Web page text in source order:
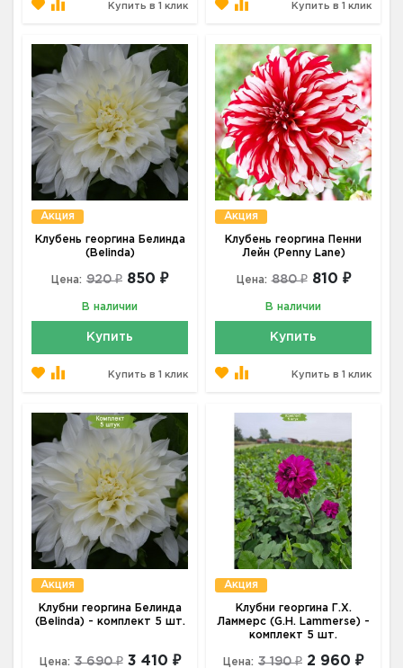
Купить в 1 клик Купить в 1 клик
Акция
Клубень георгина Белинда
(Belinda)
Цена: 920 ₽ 850 ₽
В наличии
Купить
Купить в 1 клик
Акция
Клубень георгина Пенни
Лейн (Penny Lane)
Цена: 880 ₽ 810 ₽
В наличии
Купить
Купить в 1 клик
Акция
Клубни георгина Белинда
(Belinda) - комплект 5 шт.
Цена: 3 690 ₽ 3 410 ₽
Акция
Клубни георгина Г.Х.
Ламмерс (G.H. Lammerse) -
комплект 5 шт.
Цена: 3 190 ₽ 2 960 ₽